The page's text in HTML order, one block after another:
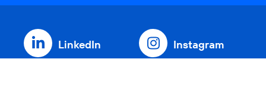
LinkedIn Instagram